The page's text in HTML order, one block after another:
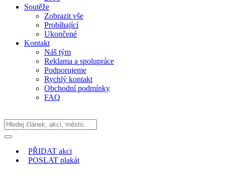
Soutěže
Zobrazit vše
Probíhající
Ukončené
Kontakt
Náš tým
Reklama a spolupráce
Podporujeme
Rychlý kontakt
Obchodní podmínky
FAQ
PŘIDAT akci
POSLAT plakát